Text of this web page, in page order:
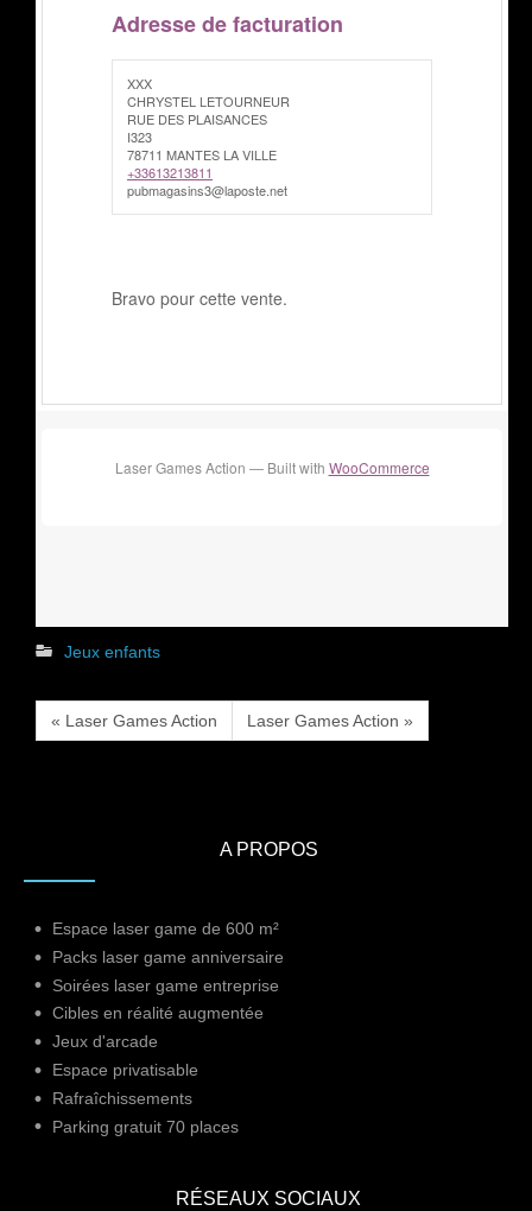
Adresse de facturation
XXX
CHRYSTEL LETOURNEUR
RUE DES PLAISANCES
I323
78711 MANTES LA VILLE
+33613213811
pubmagasins3@laposte.net
Bravo pour cette vente.
Laser Games Action — Built with WooCommerce
Jeux enfants
« Laser Games Action Laser Games Action »
A PROPOS
Espace laser game de 600 m²
Packs laser game anniversaire
Soirées laser game entreprise
Cibles en réalité augmentée
Jeux d'arcade
Espace privatisable
Rafraîchissements
Parking gratuit 70 places
RÉSEAUX SOCIAUX